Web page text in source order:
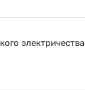
электричества